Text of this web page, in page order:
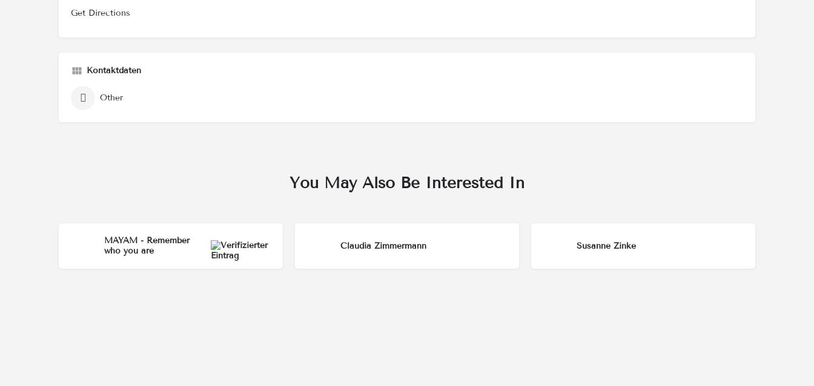
Get Directions
Kontaktdaten
Other
You May Also Be Interested In
MAYAM - Remember
who you are
Claudia Zimmermann Susanne Zinke